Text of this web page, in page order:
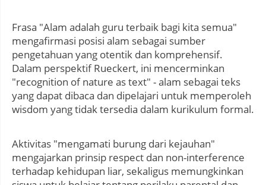
Frasa "Alam adalah guru terbaik bagi kita semua"
mengafirmasi posisi alam sebagai sumber
pengetahuan yang otentik dan komprehensif.
Dalam perspektif Rueckert, ini mencerminkan
"recognition of nature as text" - alam sebagai teks
yang dapat dibaca dan dipelajari untuk memperoleh
wisdom yang tidak tersedia dalam kurikulum formal.
Aktivitas "mengamati burung dari kejauhan"
mengajarkan prinsip respect dan non-interference
terhadap kehidupan liar, sekaligus memungkinkan